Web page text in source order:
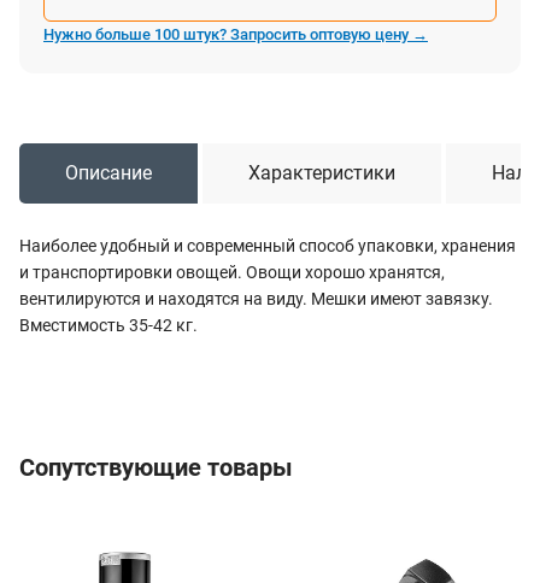
Нужно больше 100 штук? Запросить оптовую цену →
Описание Характеристики
Наиболее удобный и современный способ упаковки, хранения
и транспортировки овощей. Овощи хорошо хранятся,
вентилируются и находятся на виду. Мешки имеют завязку.
Вместимость 35-42 кг.
Сопутствующие товары